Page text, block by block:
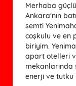
Merhaba
Ankara'nın
semti
coşkulu ve en
biriyim.
apart otelleri
enerji ve tutku